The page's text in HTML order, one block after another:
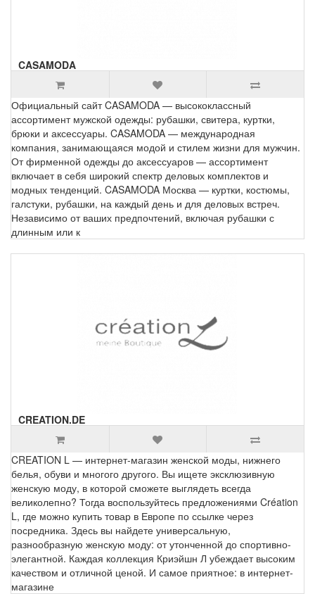
CASAMODA
Официальный сайт CASAMODA — высококлассный
ассортимент мужской одежды: рубашки, свитера, куртки,
брюки и аксессуары. CASAMODA — международная
компания, занимающаяся модой и стилем жизни для мужчин.
От фирменной одежды до аксессуаров — ассортимент
включает в себя широкий спектр деловых комплектов и
модных тенденций. CASAMODA Москва — куртки, костюмы,
галстуки, рубашки, на каждый день и для деловых встреч.
Независимо от ваших предпочтений, включая рубашки с
длинным или к
CREATION.DE
CREATION L — интернет-магазин женской моды, нижнего
белья, обуви и многого другого. Вы ищете эксклюзивную
женскую моду, в которой сможете выглядеть всегда
великолепно? Тогда воспользуйтесь предложениями Création
L, где можно купить товар в Европе по ссылке через
посредника. Здесь вы найдете универсальную,
разнообразную женскую моду: от утонченной до спортивно-
элегантной. Каждая коллекция Криэйшн Л убеждает высоким
качеством и отличной ценой. И самое приятное: в интернет-
магазине